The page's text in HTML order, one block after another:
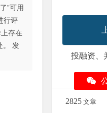
”可用
行评
存在
。 发
投融资、
2825 文章